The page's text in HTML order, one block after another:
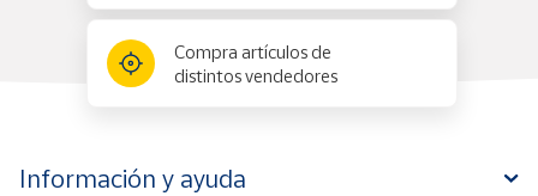
Compra artículos de
distintos vendedores
Información y ayuda